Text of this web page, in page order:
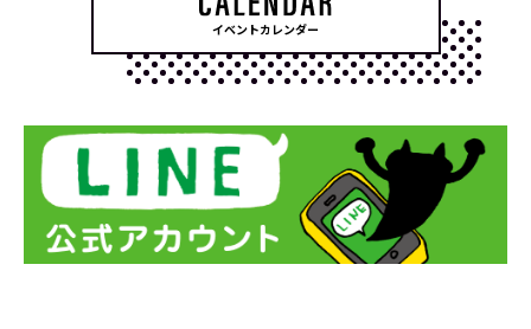
イベントカレンダー